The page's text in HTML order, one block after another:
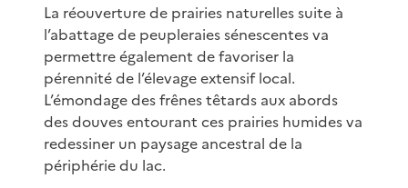
La réouverture de prairies naturelles suite à
l’abattage de peupleraies sénescentes va
permettre également de favoriser la
pérennité de l’élevage extensif local.
L’émondage des frênes têtards aux abords
des douves entourant ces prairies humides va
redessiner un paysage ancestral de la
périphérie du lac.